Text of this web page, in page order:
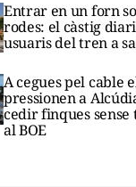
Entrar en un forn
rodes: el càstig
usuaris del tren a
A cegues pel cable
pressionen a
cedir finques sense
al BOE